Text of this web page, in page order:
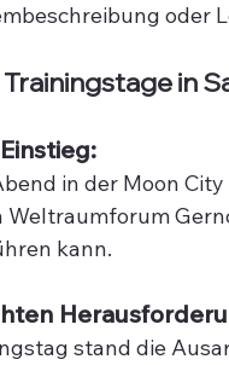
oder
in
in der Moon
Weltraumforum
kann.
stand die